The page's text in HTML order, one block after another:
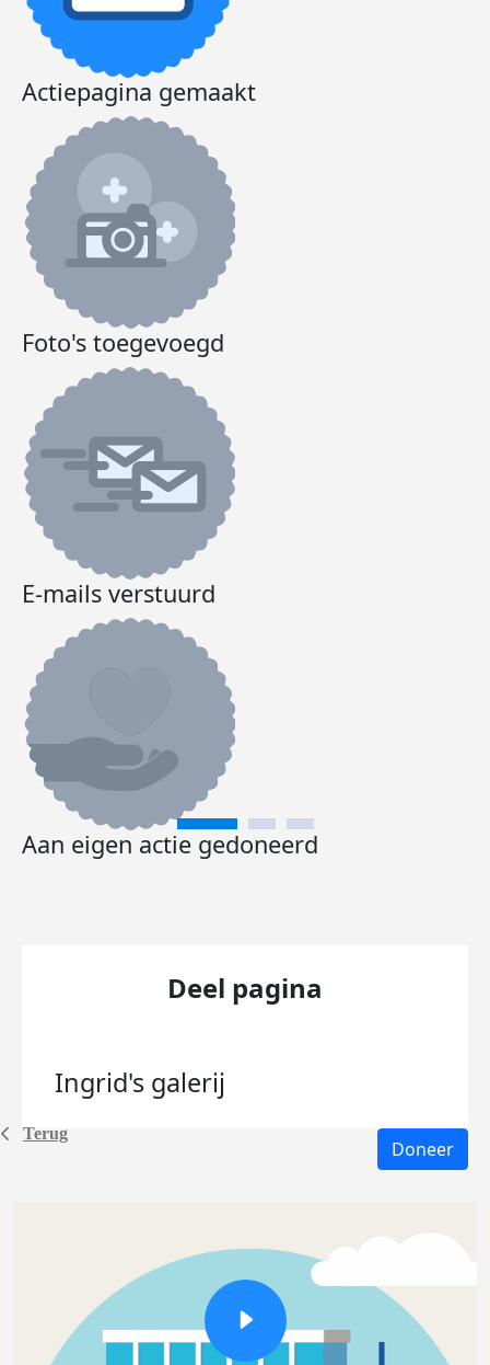
Terug
Actiepagina gemaakt
Foto's toegevoegd
E-mails verstuurd
Aan eigen actie gedoneerd
Deel pagina
Ingrid's galerij
Doneer